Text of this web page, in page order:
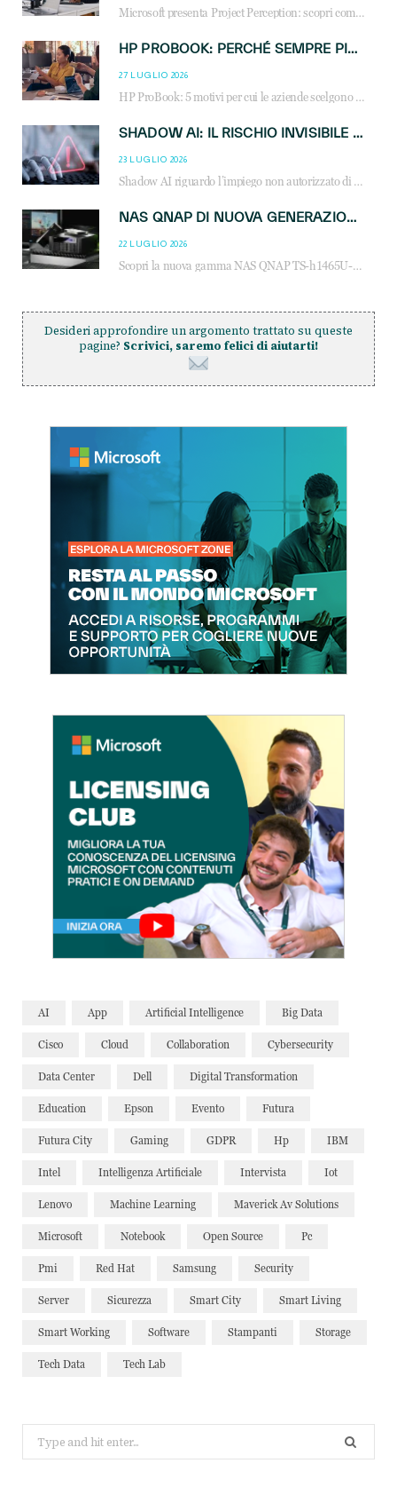
Microsoft presenta Project Perception: scopri come gli agenti AI possono trasformare cybersecurity, SOC e servizi gestiti degli MSP.
HP PROBOOK: PERCHÉ SEMPRE PIÙ AZIENDE SCELGONO NOTEBOOK PROGETTATI PER IL LAVORO MODERNO
27 LUGLIO 2026
HP ProBook: 5 motivi per cui le aziende scelgono i notebook business HP per migliorare produttività, sicurezza e gestione dell’AI.
SHADOW AI: IL RISCHIO INVISIBILE CHE LE AZIENDE POSSONO GOVERNARE
23 LUGLIO 2026
Shadow AI riguardo l’impiego non autorizzato di sistemi AI all’interno dell’azienda. E’ una pratica che si diffonde a partire dai dipendenti fino ai dirigenti e mette a repentaglio la cybersecurity, con costi più elevati per le organizzazioni. Due recenti report illustrano il fenomeno e forniscono dati in merito
NAS QNAP DI NUOVA GENERAZIONE: PIÙ PRESTAZIONI, SCALABILITÀ E PROTEZIONE DEI DATI PER LE INFRASTRUTTURE IT MODERNE
22 LUGLIO 2026
Scopri la nuova gamma NAS QNAP TS-h1465U-RP, TS-h1065eU e TS-h665U: storage aziendale con ZFS, DDR5, E1.S NVMe e connettività 2.5GbE per backup, virtualizzazione e cybersecurity.
Desideri approfondire un argomento trattato su queste
pagine? Scrivici, saremo felici di aiutarti!
AI App Artificial Intelligence Big Data
Cisco Cloud Collaboration Cybersecurity
Data Center Dell Digital Transformation
Education Epson Evento Futura
Futura City Gaming GDPR Hp IBM
Intel Intelligenza Artificiale Intervista Iot
Lenovo Machine Learning Maverick Av Solutions
Microsoft Notebook Open Source Pc
Pmi Red Hat Samsung Security
Server Sicurezza Smart City Smart Living
Smart Working Software Stampanti Storage
Tech Data Tech Lab
for: